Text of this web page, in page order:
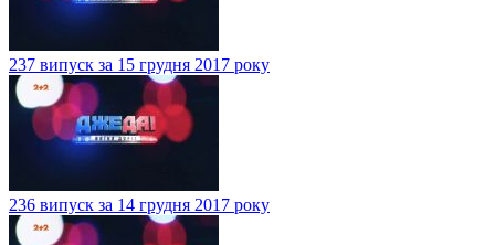
237 випуск за 15 грудня 2017 року
236 випуск за 14 грудня 2017 року